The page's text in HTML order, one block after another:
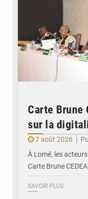
Carte Brune
sur la
7 août 2026
À Lomé, les
Carte Brune
SAVOIR PLUS